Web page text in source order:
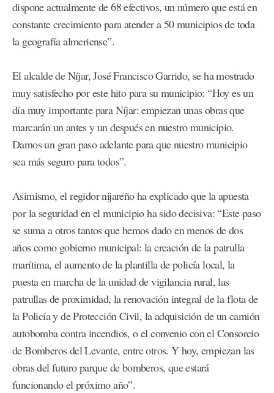
dispone actualmente de 68 efectivos, un número que está en
constante crecimiento para atender a 50 municipios de toda
la geografía almeriense”.
El alcalde de Níjar, José Francisco Garrido, se ha mostrado
muy satisfecho por este hito para su municipio: “Hoy es un
día muy importante para Níjar: empiezan unas obras que
marcarán un antes y un después en nuestro municipio.
Damos un gran paso adelante para que nuestro municipio
sea más seguro para todos”.
Asimismo, el regidor nijareño ha explicado que la apuesta
por la seguridad en el municipio ha sido decisiva: “Este paso
se suma a otros tantos que hemos dado en menos de dos
años como gobierno municipal: la creación de la patrulla
marítima, el aumento de la plantilla de policía local, la
puesta en marcha de la unidad de vigilancia rural, las
patrullas de proximidad, la renovación integral de la flota de
la Policía y de Protección Civil, la adquisición de un camión
autobomba contra incendios, o el convenio con el Consorcio
de Bomberos del Levante, entre otros. Y hoy, empiezan las
obras del futuro parque de bomberos, que estará
funcionando el próximo año”.